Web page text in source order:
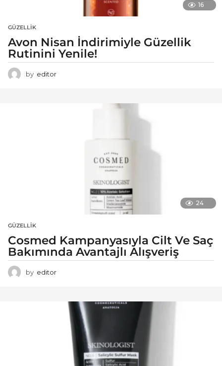
16
GÜZELLIK
Avon Nisan İndirimiyle Güzellik
Rutinini Yenile!
by editor
24
GÜZELLIK
Cosmed Kampanyasıyla Cilt Ve Saç
Bakımında Avantajlı Alışveriş
by editor